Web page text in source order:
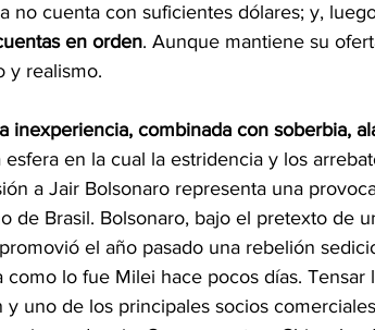
no cuenta con suficientes dólares; y,
en orden. Aunque mantiene su
y realismo.
inexperiencia, combinada con soberbia,
esfera en la cual la estridencia y los
a Jair Bolsonaro representa una
de Brasil. Bolsonaro, bajo el pretexto de
el año pasado una rebelión
lo fue Milei hace pocos días. Tensar
y uno de los principales socios